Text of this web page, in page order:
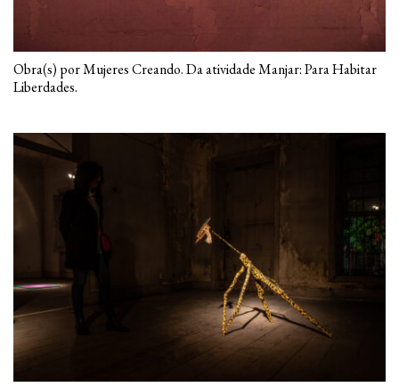
Obra(s) por Mujeres Creando. Da atividade Manjar: Para Habitar
Liberdades.